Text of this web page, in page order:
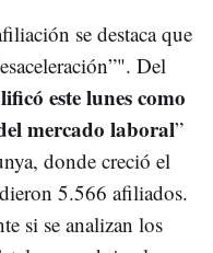
se destaca que
Del
este lunes como
mercado laboral”
donde creció el
5.566 afiliados.
si se analizan los